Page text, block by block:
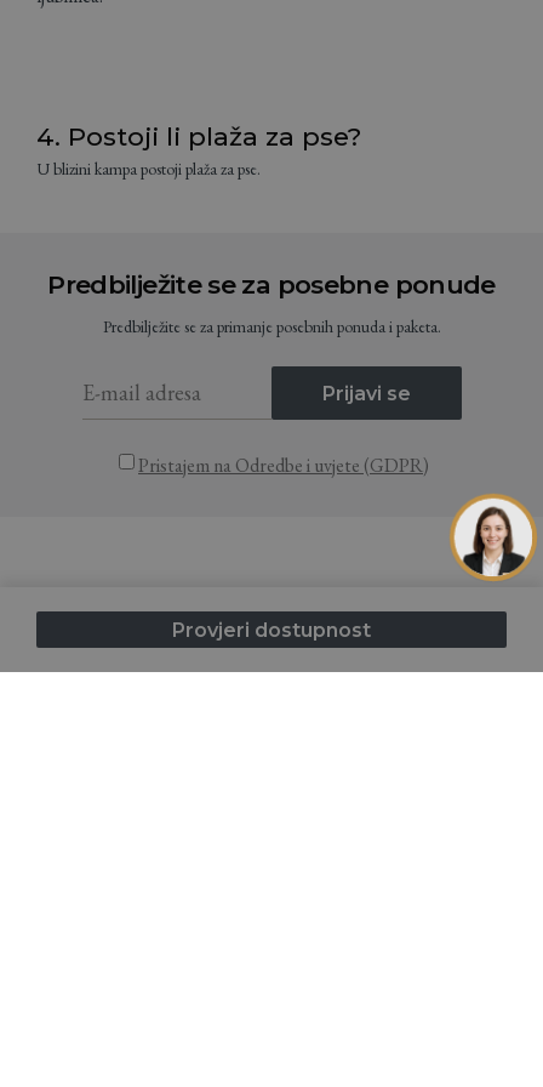
Provjeri dostupnost
4. Postoji li plaža za pse?
U blizini kampa postoji plaža za pse.
Predbilježite se za posebne ponude
Predbilježite se za primanje posebnih ponuda i paketa.
Prijavi se
Pristajem na Odredbe i uvjete (GDPR)
Početna Smještaj Destinacija Mapa kampa
Ponude O nama FAQ